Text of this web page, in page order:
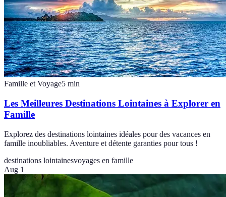
Famille et Voyage5 min
Les Meilleures Destinations Lointaines à Explorer en
Famille
Explorez des destinations lointaines idéales pour des vacances en
famille inoubliables. Aventure et détente garanties pour tous !
destinations lointainesvoyages en famille
Aug 1